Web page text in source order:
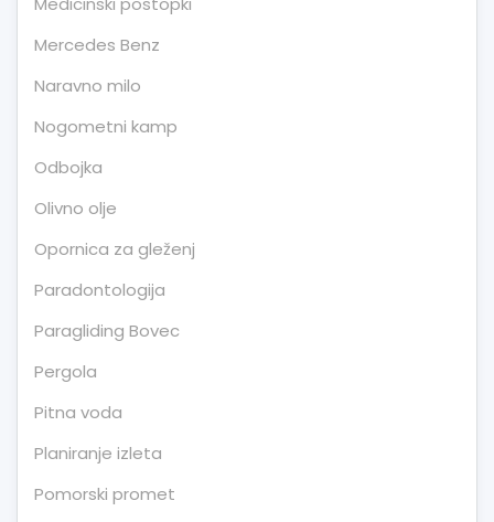
Mercedes Benz
Naravno milo
Nogometni kamp
Odbojka
Olivno olje
Opornica za gleženj
Paradontologija
Paragliding Bovec
Pergola
Pitna voda
Planiranje izleta
Pomorski promet